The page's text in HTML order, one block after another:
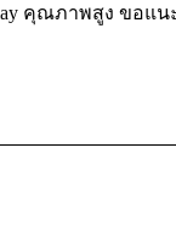
คุณภาพสูง ขอแ